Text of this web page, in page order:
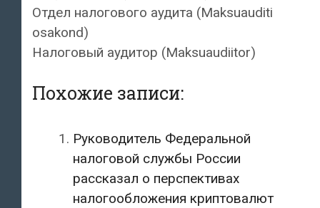
Отдел налогового аудита (Maksuauditi
osakond)
Налоговый аудитор (Maksuaudiitor)
Похожие записи:
Руководитель Федеральной
налоговой службы России
рассказал о перспективах
налогообложения криптовалют